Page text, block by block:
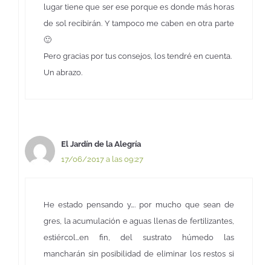
lugar tiene que ser ese porque es donde más horas
de sol recibirán. Y tampoco me caben en otra parte
🙂
Pero gracias por tus consejos, los tendré en cuenta.
Un abrazo.
El Jardín de la Alegría
17/06/2017 a las 09:27
He estado pensando y…. por mucho que sean de
gres, la acumulación e aguas llenas de fertilizantes,
estiércol…en fin, del sustrato húmedo las
mancharán sin posibilidad de eliminar los restos si